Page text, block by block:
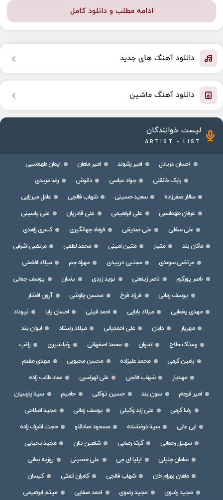
ادامه مطلب و دانلود کامل
دانلود آهنگ های جدید
دانلود آهنگ ماشین
لیست خوانندگان
ARTIST - LIST
احسان دریادل امیر رشوند امیر ماهان
ایمان طهماسبی
بابک خانقلی
جواد عباسی دانوش
رضا مریدی
سالار صفرزاده
سعید حسینی شهاب فالجی
عادل میرزایی
عرفان طهماسبی
علی ابراهیمی علی قادریان
علی یاسینی
علی سفلی
علی صدیقی فرهاد جهانگیری
کسری زاهدی
ماکان بند
متیار متین امینی محمد لطفی
مرتضی اشرفی
مرتضی سرمدی
مجتبی دربیدی مهراد جم
میلاد افضلی
ناصر پورکرم
ناصر زینعلی نوید زردی یاسان
یوسف جمالی
یوسف زمانی
فرزاد فرخ محسن چاوشی
آرون افشار
مهدی یغمایی
میلاد بابایی احمد فیلی احسان پایا
نیوداد
مهریار
دایان علی احمدیانی میلاد راستاد
ایوان بند
رستاک حلاج
اشوان محمد اصفهانی رضا شیری
راغب
رامین کرمی
محمد علیزاده محسن محبوبی
مهدی مقدم
مهدیار
شهاب فالجی علی لهراسبی
عماد طالب زاده
امیر فرجام
سون بند حسین توکلی حامیم
سینا پارسیان
رضا کرمی
علی زند وکیلی یوسف زمانی
مجید اصلاحی
ابی عالی
سینا درخشنده مسعود صادقلو
حجت اشرف زاده
سهیل رحمانی
گرشا رضایی شاهین بنان
مجید یحیایی
سامان جلیلی
ایلیا ای جی علی حسینی
روزبه بمانی
ماهان بهرام خان
شهاب فالجی کامران تفتی
کیسان
مجید رضوی
مجید رضوی احمد صفایی میثم ابراهیمی